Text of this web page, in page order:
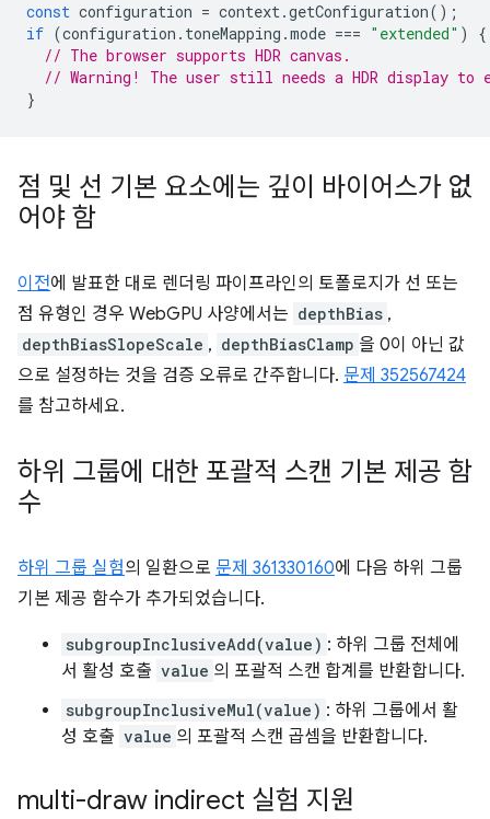
const configuration = context.getConfiguration();
if (configuration . toneMapping .mode === "extended" )
{
// The browser supports HDR canvas.
// Warning! The user still needs a HDR display to
}
점 및 선 기본 요소에는 깊이 바이어스가 없
어야 함
이전에 발표한 대로 렌더링 파이프라인의 토폴로지가 선 또는
점 유형인 경우 WebGPU 사양에서는 depthBias ,
depthBiasSlopeScale , depthBiasClamp 을 0이 아닌 값
으로 설정하는 것을 검증 오류로 간주합니다. 문제 352567424
를 참고하세요.
하위 그룹에 대한 포괄적 스캔 기본 제공 함
수
하위 그룹 실험의 일환으로 문제 361330160에 다음 하위 그룹
기본 제공 함수가 추가되었습니다.
subgroupInclusiveAdd(value) : 하위 그룹 전체에
서 활성 호출 value 의 포괄적 스캔 합계를 반환합니다.
subgroupInclusiveMul(value) : 하위 그룹에서 활
성 호출 value 의 포괄적 스캔 곱셈을 반환합니다.
multi-draw indirect 실험 지원